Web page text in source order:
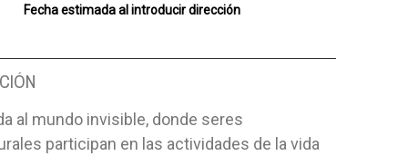
Fecha estimada al introducir dirección
al mundo invisible, donde seres
participan en las actividades de la vida